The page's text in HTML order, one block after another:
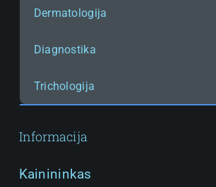
Dermatologija
Diagnostika
Trichologija
Informacija
Kainininkas
Paslauga: